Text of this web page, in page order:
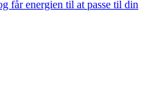
får energien til at passe til din